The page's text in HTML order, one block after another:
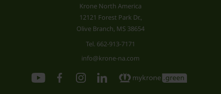
Krone North America
12121 Forest Park Dr.,
Olive Branch, MS 38654
Tel. 662-913-7171
info@krone-na.com